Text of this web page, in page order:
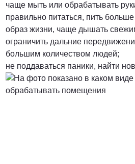
чаще мыть или обрабатывать
правильно питаться, пить
образ жизни, чаще дышать
ограничить дальние
большим количеством людей;
не поддаваться паники, найти